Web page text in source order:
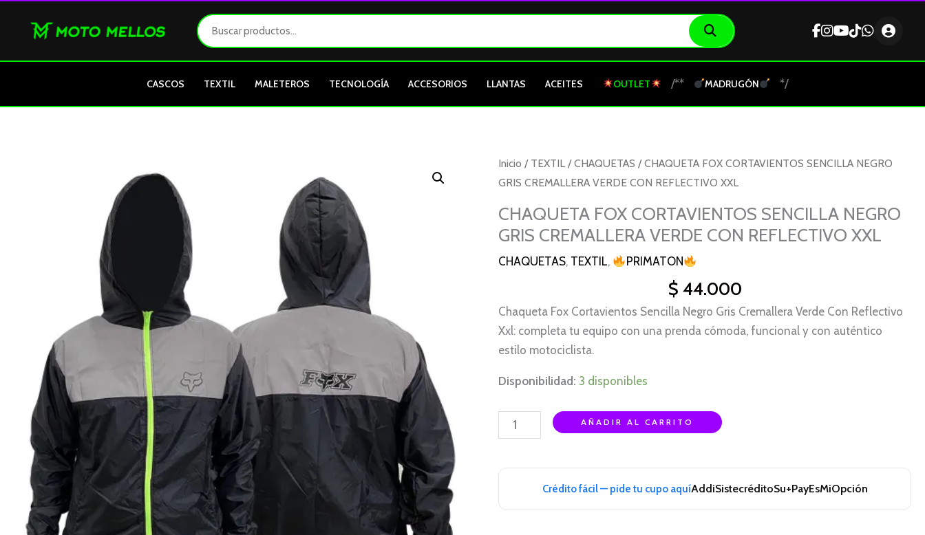
CASCOS TEXTIL MALETEROS TECNOLOGÍA ACCESORIOS LLANTAS ACEITES OUTLET /** MADRUGÓN */
Inicio / TEXTIL /CHAQUETAS / CHAQUETA FOX CORTAVIENTOS SENCILLA NEGRO
GRIS CREMALLERA VERDE CON REFLECTIVO XXL
CHAQUETA FOX CORTAVIENTOS SENCILLA NEGRO
GRIS CREMALLERA VERDE CON REFLECTIVO XXL
CHAQUETAS, TEXTIL, PRIMATON
$ 44.000
Chaqueta Fox Cortavientos Sencilla Negro Gris Cremallera Verde Con Reflectivo
Xxl: completa tu equipo con una prenda cómoda, funcional y con auténtico
estilo motociclista.
Disponibilidad: 3 disponibles
CHAQUETA
FOX
SENCILLA
NEGRO
GRIS
CON
REFLECTIVO
XXL
cantidad
AÑADIR AL CARRITO
Crédito fácil — pide tu cupo aquíAddiSistecréditoSu+PayEsMiOpción